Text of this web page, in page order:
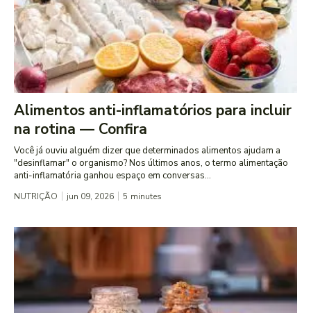
Alimentos anti-inflamatórios para incluir
na rotina — Confira
Você já ouviu alguém dizer que determinados alimentos ajudam a
"desinflamar" o organismo? Nos últimos anos, o termo alimentação
anti-inflamatória ganhou espaço em conversas...
NUTRIÇÃO jun 09, 2026 5 minutes